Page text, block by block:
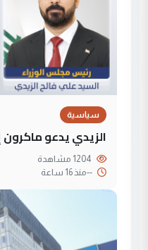
سياسية
الزيدي يدعو ماكرون
--منذ 16 ساعة